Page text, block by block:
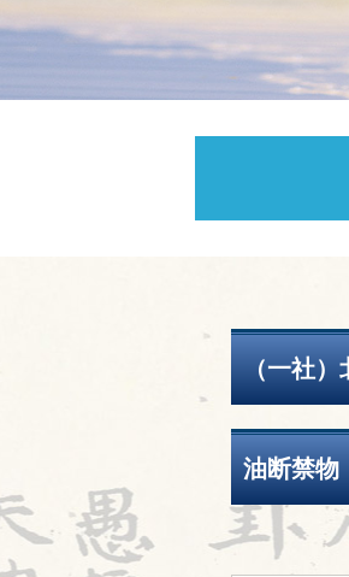
（一社
油断禁物